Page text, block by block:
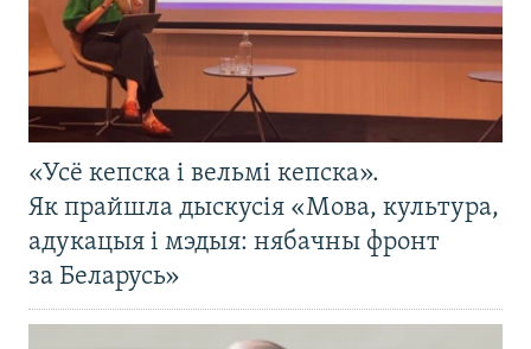
«Усё кепска і вельмі кепска».
Як прайшла дыскусія «Мова, культура,
адукацыя і мэдыя: нябачны фронт
за Беларусь»